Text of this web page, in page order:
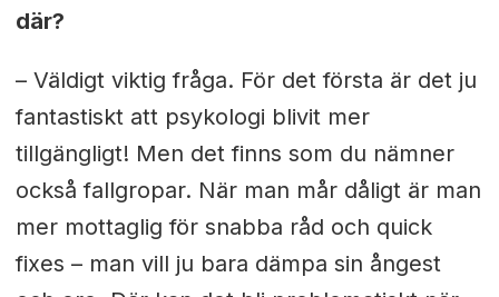
där?
– Väldigt viktig fråga. För det första är det ju
fantastiskt att psykologi blivit mer
tillgängligt! Men det finns som du nämner
också fallgropar. När man mår dåligt är man
mer mottaglig för snabba råd och quick
fixes – man vill ju bara dämpa sin ångest